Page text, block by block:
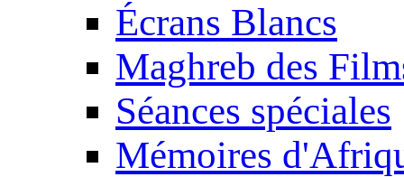
Écrans Blancs
Maghreb des
Séances spéciales
Mémoires